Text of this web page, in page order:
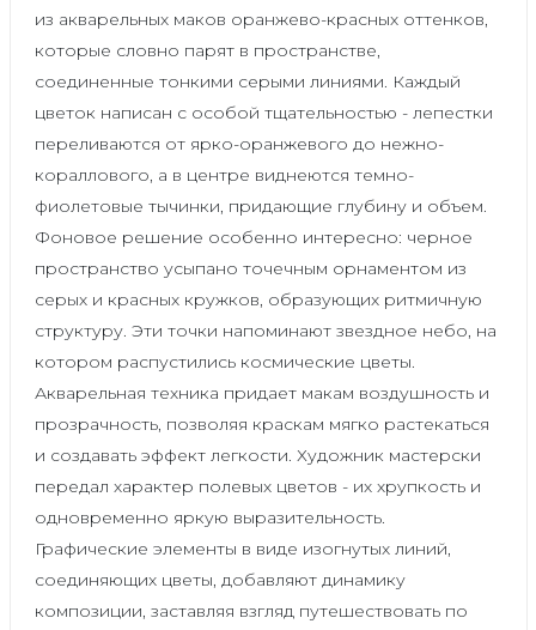
из акварельных маков оранжево-красных оттенков,
которые словно парят в пространстве,
соединенные тонкими серыми линиями. Каждый
цветок написан с особой тщательностью - лепестки
переливаются от ярко-оранжевого до нежно-
кораллового, а в центре виднеются темно-
фиолетовые тычинки, придающие глубину и объем.
Фоновое решение особенно интересно: черное
пространство усыпано точечным орнаментом из
серых и красных кружков, образующих ритмичную
структуру. Эти точки напоминают звездное небо, на
котором распустились космические цветы.
Акварельная техника придает макам воздушность и
прозрачность, позволяя краскам мягко растекаться
и создавать эффект легкости. Художник мастерски
передал характер полевых цветов - их хрупкость и
одновременно яркую выразительность.
Графические элементы в виде изогнутых линий,
соединяющих цветы, добавляют динамику
композиции, заставляя взгляд путешествовать по